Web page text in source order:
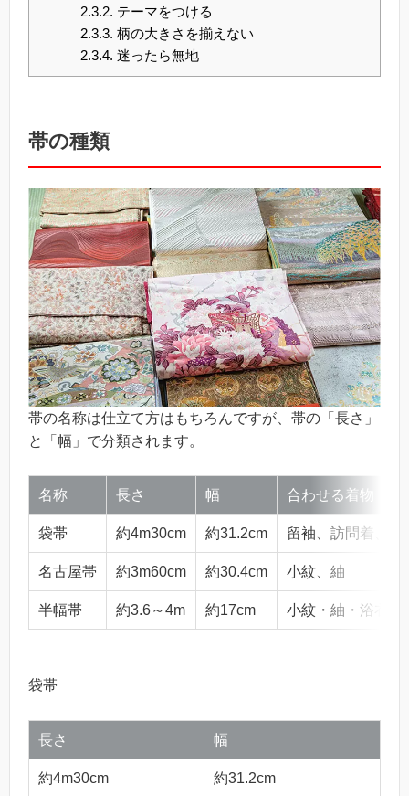
2.3.2. テーマをつける
2.3.3. 柄の大きさを揃えない
2.3.4. 迷ったら無地
帯の種類
帯の名称は仕立て方はもちろんですが、帯の「長さ」
と「幅」で分類されます。
名称 長さ 幅 合わせる着物
袋帯 約4m30cm 約31.2cm 留袖、訪問着、振
名古屋帯 約3m60cm 約30.4cm 小紋、紬
半幅帯 約3.6～4m 約17cm 小紋・紬・浴衣
袋帯
長さ 幅
約4m30cm 約31.2cm